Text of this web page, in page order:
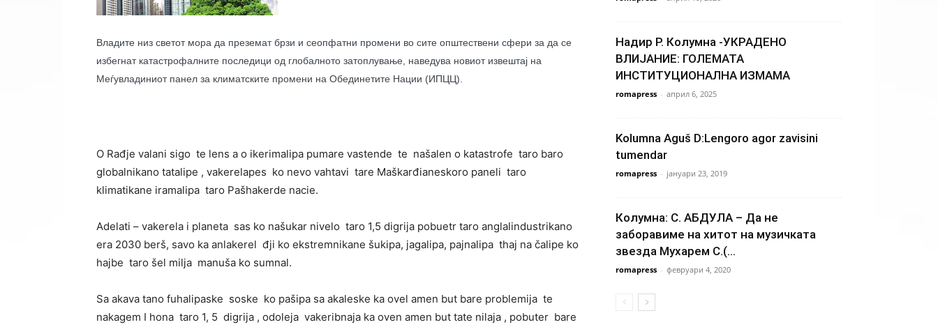
Владите низ светот мора да преземат брзи и сеопфатни промени во сите општествени сфери за да се
избегнат катастрофалните последици од глобалното затоплување, наведува новиот извештај на
Меѓувладиниот панел за климатските промени на Обединетите Нации (ИПЦЦ).
O Rađje valani sigo te lens a o ikerimalipa pumare vastende te našalen o katastrofe taro baro
globalnikano tatalipe , vakerelapes ko nevo vahtavi tare Maškarđianeskoro paneli taro
klimatikane iramalipa taro Pašhakerde nacie.
Adelati – vakerela i planeta sas ko našukar nivelo taro 1,5 digrija pobuetr taro anglalindustrikano
era 2030 berš, savo ka anlakerel đji ko ekstremnikane šukipa, jagalipa, pajnalipa thaj na čalipe ko
hajbe taro šel milja manuša ko sumnal.
Sa akava tano fuhalipaske soske ko pašipa sa akaleske ka ovel amen but bare problemija te
nakagem I hona taro 1, 5 digrija , odoleja vakeribnaja ka oven amen but tate nilaja , pobuter bare
Надир Р. Колумна -УКРАДЕНО
ВЛИЈАНИЕ: ГОЛЕМАТА
ИНСТИТУЦИОНАЛНА ИЗМАМА
romapress - април 6, 2025
Kolumna Aguš D:Lengoro agor zavisini
tumendar
romapress - јануари 23, 2019
Колумна: С. АБДУЛА – Да не
заборавиме на хитот на музичката
звезда Мухарем С.(...
romapress - февруари 4, 2020